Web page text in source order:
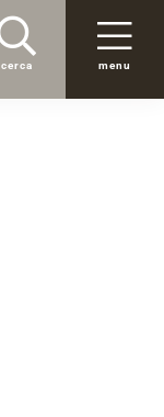
cerca menu